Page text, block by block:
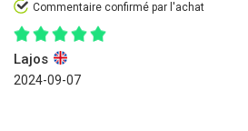
Commentaire confirmé par l'achat
Lajos
2024-09-07